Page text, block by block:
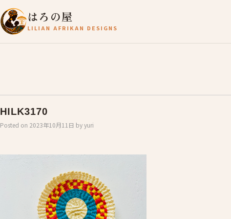
はろの屋
LILIAN AFRIKAN DESIGNS
HILK3170
Posted on 2023年10月11日 byyuri